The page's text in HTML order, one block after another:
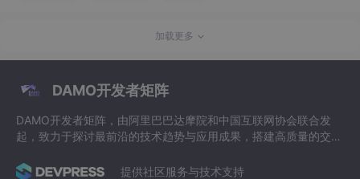
信度的推演起点。这种感知-认知的精密映射，确保了
加载更多
DAMO开发者矩阵
DAMO开发者矩阵，由阿里巴巴达摩院和中国互联网协会联合发
起，致力于探讨最前沿的技术趋势与应用成果，搭建高质量的交流
型计算”构建开放共享的开发者生态。
提供社区服务与技术支持